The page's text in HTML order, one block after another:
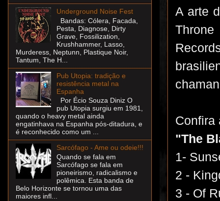
A arte
Confira
"The
1-
2 -
3 - Of
Underground Noise Fest
Bandas: Cólera, Facada,
Pesta, Diagnose, Dirty
Grave, Fossilization,
Krushhammer, Lasso,
Murderess, Neptunn, Plastique Noir,
Tantum, The H...
Pub Utopia: tradição e
resistência metal na
Espanha
Por Écio Souza Diniz O
pub Utopia surgiu em 1981,
quando o heavy metal ainda
engatinhava na Espanha pós-ditadura, e
é reconhecido como um ...
Sarcófago - Ame ou odeie!!!
Quando se fala em
Sarcófago se fala em
pioneirismo, radicalismo e
polêmica. Esta banda de
Belo Horizonte se tornou uma das
maiores infl...